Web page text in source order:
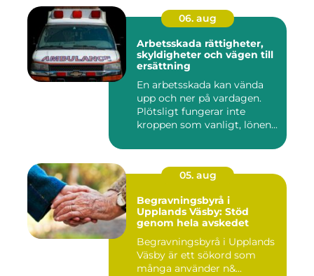
06. aug
Arbetsskada rättigheter,
skyldigheter och vägen till
ersättning
En arbetsskada kan vända
upp och ner på vardagen.
Plötsligt fungerar inte
kroppen som vanligt, lönen...
05. aug
Begravningsbyrå i
Upplands Väsby: Stöd
genom hela avskedet
Begravningsbyrå i Upplands
Väsby är ett sökord som
många använder n&...